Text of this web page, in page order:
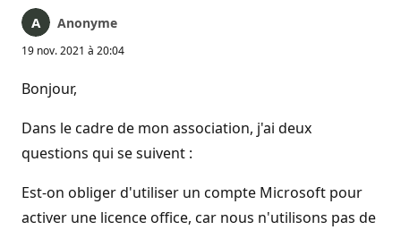
Anonyme
19 nov. 2021 à 20:04
Bonjour,
Dans le cadre de mon association, j'ai deux
questions qui se suivent :
Est-on obliger d'utiliser un compte Microsoft pour
activer une licence office, car nous n'utilisons pas de